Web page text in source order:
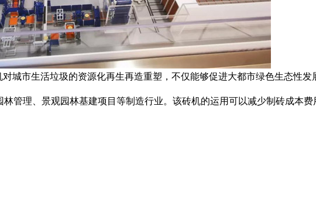
对城市生活垃圾的资源化再生再造重塑，不仅能够促进大都市绿色生态性
管理、景观园林基建项目等制造行业。该砖机的运用可以减少制砖成本费